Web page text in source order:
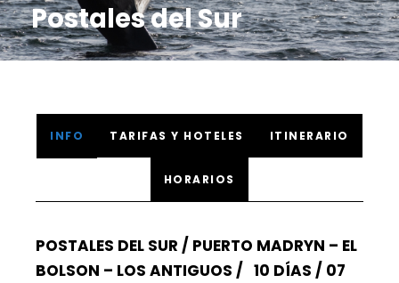
Postales del Sur
INFO TARIFAS Y HOTELES ITINERARIO
HORARIOS
POSTALES DEL SUR / PUERTO MADRYN – EL
BOLSON – LOS ANTIGUOS / 10 DÍAS / 07